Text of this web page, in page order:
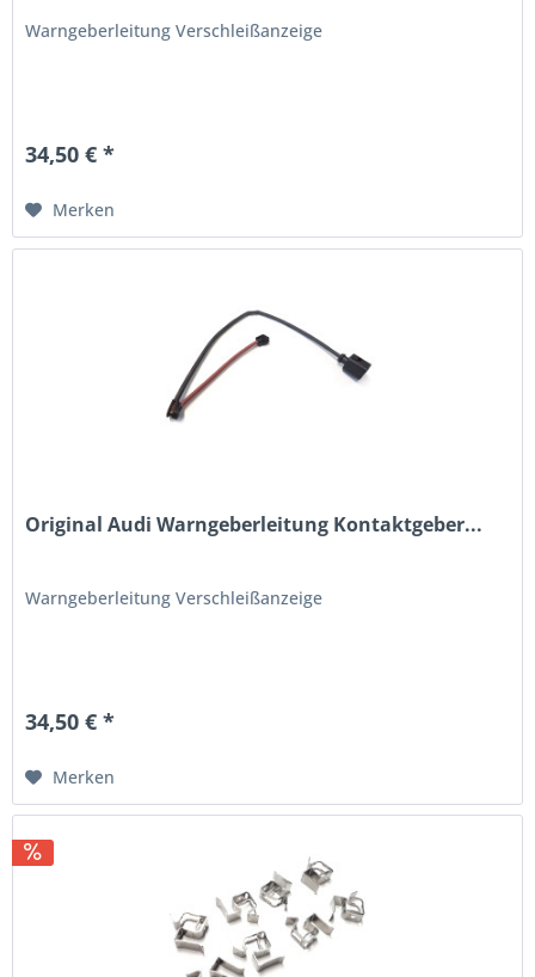
Warngeberleitung Verschleißanzeige
34,50 € *
Merken
Original Audi Warngeberleitung Kontaktgeber...
Warngeberleitung Verschleißanzeige
34,50 € *
Merken